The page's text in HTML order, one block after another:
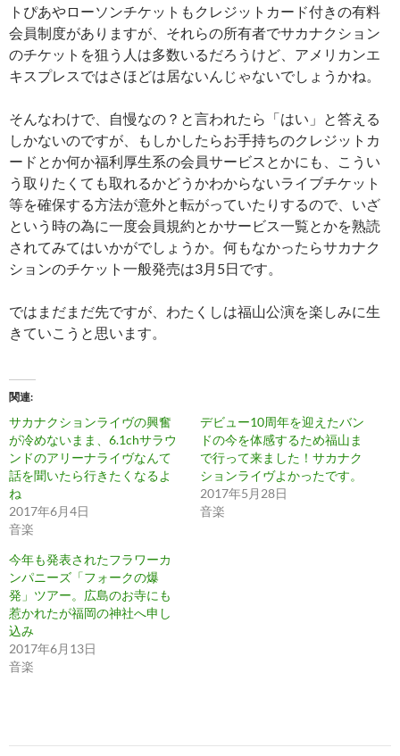
トぴあやローソンチケットもクレジットカード付きの有料
会員制度がありますが、それらの所有者でサカナクション
のチケットを狙う人は多数いるだろうけど、アメリカンエ
キスプレスではさほどは居ないんじゃないでしょうかね。
そんなわけで、自慢なの？と言われたら「はい」と答える
しかないのですが、もしかしたらお手持ちのクレジットカ
ードとか何か福利厚生系の会員サービスとかにも、こうい
う取りたくても取れるかどうかわからないライブチケット
等を確保する方法が意外と転がっていたりするので、いざ
という時の為に一度会員規約とかサービス一覧とかを熟読
されてみてはいかがでしょうか。何もなかったらサカナク
ションのチケット一般発売は3月5日です。
ではまだまだ先ですが、わたくしは福山公演を楽しみに生
きていこうと思います。
関連
サカナクションライヴの興奮
が冷めないまま、6.1chサラウ
ンドのアリーナライヴなんて
話を聞いたら行きたくなるよ
ね
2017年6月4日
音楽
デビュー10周年を迎えたバン
ドの今を体感するため福山ま
で行って来ました！サカナク
ションライヴよかったです。
2017年5月28日
音楽
今年も発表されたフラワーカ
ンパニーズ「フォークの爆
発」ツアー。広島のお寺にも
惹かれたが福岡の神社へ申し
込み
2017年6月13日
音楽